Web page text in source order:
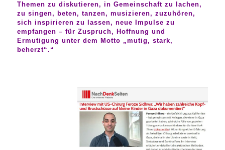
Themen zu diskutieren, in Gemeinschaft zu lachen,
zu singen, beten, tanzen, musizieren, zuzuhören,
sich inspirieren zu lassen, neue Impulse zu
empfangen – für Zuspruch, Hoffnung und
Ermutigung unter dem Motto „mutig, stark,
beherzt“.“